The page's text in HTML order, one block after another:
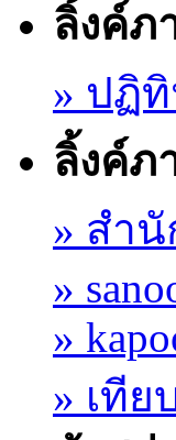
ลิ้งค์ภ
» ปฏิ
ลิ้งค์ภ
» สำ
»
»
» เทีย